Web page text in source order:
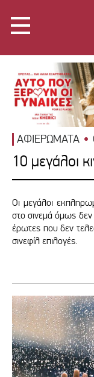
ΑΦΙΕΡΩΜΑΤΑ
10 μεγάλοι
Οι μεγάλοι
στο σινεμά όμως δεν
έρωτες που δεν
σινεφίλ επιλογές.